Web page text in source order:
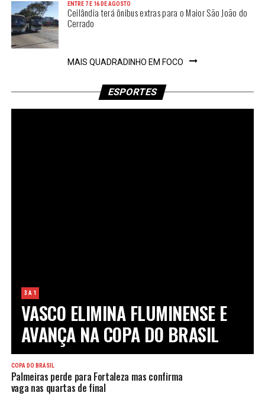
ENTRE 7 E 16 DE AGOSTO
Ceilândia terá ônibus extras para o Maior São João do
Cerrado
MAIS QUADRADINHO EM FOCO
ESPORTES
3 A 1
VASCO ELIMINA FLUMINENSE E
AVANÇA NA COPA DO BRASIL
COPA DO BRASIL
Palmeiras perde para Fortaleza mas confirma
vaga nas quartas de final